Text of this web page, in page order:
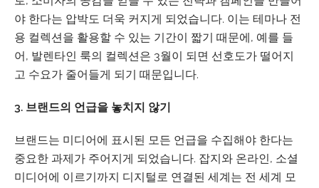
야 한다는 압박도 더욱 커지게 되었습니다. 이는 테마나 전
용 컬렉션을 활용할 수 있는 기간이 짧기 때문에, 예를 들
어, 발렌타인 룩의 컬렉션은 3월이 되면 선호도가 떨어지
고 수요가 줄어들게 되기 때문입니다.
3. 브랜드의 언급을 놓치지 않기
브랜드는 미디어에 표시된 모든 언급을 수집해야 한다는
중요한 과제가 주어지게 되었습니다. 잡지와 온라인, 소셜
미디어에 이르기까지 디지털로 연결된 세계는 전 세계 모